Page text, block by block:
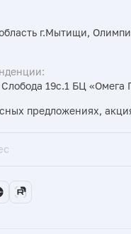
г.Мытищи,
19с.1 БЦ «Омега
предложениях,